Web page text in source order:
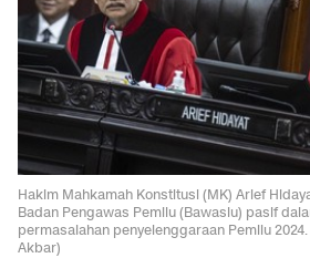
Hakim Mahkamah Konstitusi (MK) Arief
Badan Pengawas Pemilu (Bawaslu) pasif
permasalahan penyelenggaraan Pemilu 2024.
Akbar)